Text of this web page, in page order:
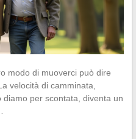
modo di muoverci può dire
velocità di camminata,
diamo per scontata, diventa un